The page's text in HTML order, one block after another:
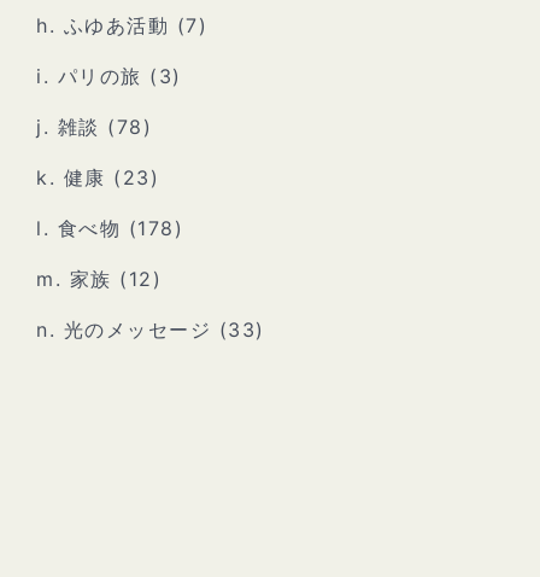
h. ふゆあ活動 (7)
i. パリの旅 (3)
j. 雑談 (78)
k. 健康 (23)
l. 食べ物 (178)
m. 家族 (12)
n. 光のメッセージ (33)